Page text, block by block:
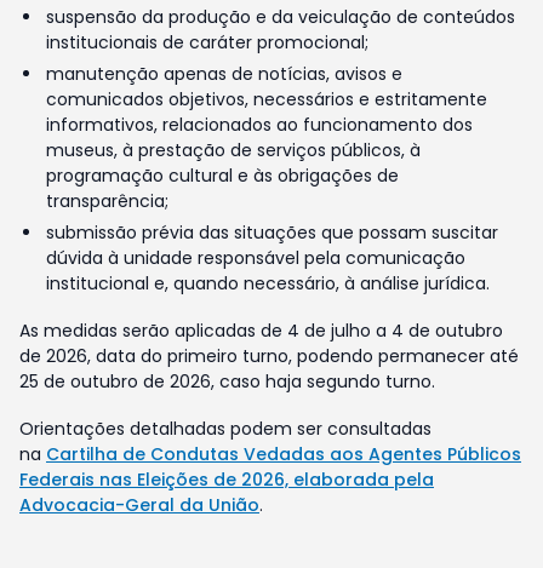
suspensão da produção e da veiculação de conteúdos
institucionais de caráter promocional;
manutenção apenas de notícias, avisos e
comunicados objetivos, necessários e estritamente
informativos, relacionados ao funcionamento dos
museus, à prestação de serviços públicos, à
programação cultural e às obrigações de
transparência;
submissão prévia das situações que possam suscitar
dúvida à unidade responsável pela comunicação
institucional e, quando necessário, à análise jurídica.
As medidas serão aplicadas de 4 de julho a 4 de outubro
de 2026, data do primeiro turno, podendo permanecer até
25 de outubro de 2026, caso haja segundo turno.
Orientações detalhadas podem ser consultadas
na Cartilha de Condutas Vedadas aos Agentes Públicos
Federais nas Eleições de 2026, elaborada pela
Advocacia-Geral da União.